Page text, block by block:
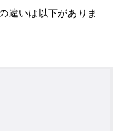
違いは以下がありま